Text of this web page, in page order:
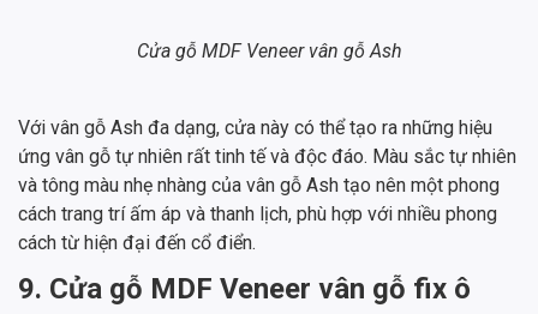
Cửa gỗ MDF Veneer vân gỗ Ash
Với vân gỗ Ash đa dạng, cửa này có thể tạo ra những hiệu
ứng vân gỗ tự nhiên rất tinh tế và độc đáo. Màu sắc tự nhiên
và tông màu nhẹ nhàng của vân gỗ Ash tạo nên một phong
cách trang trí ấm áp và thanh lịch, phù hợp với nhiều phong
cách từ hiện đại đến cổ điển.
9. Cửa gỗ MDF Veneer vân gỗ fix ô